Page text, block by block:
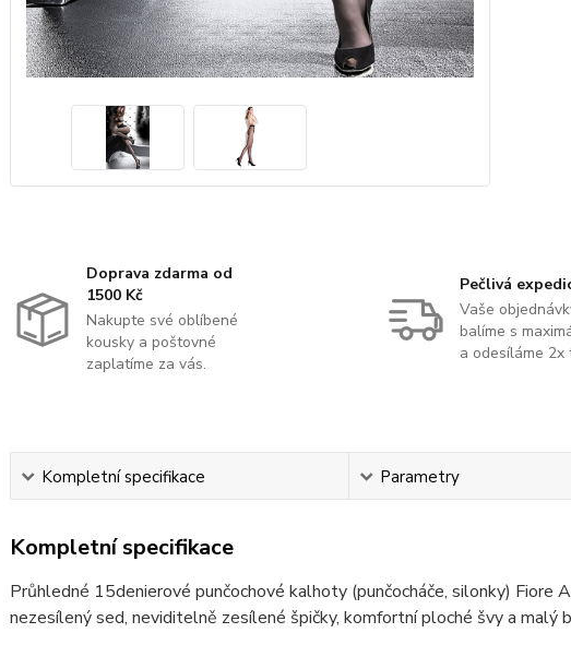
Doprava zdarma od
1500 Kč
Nakupte své oblíbené
kousky a poštovné
zaplatíme za vás.
Pečlivá
Vaše
balíme s
a odesíláme 2x
Kompletní specifikace Parametry
Kompletní specifikace
Průhledné 15denierové punčochové kalhoty (punčocháče, silonky)
nezesílený sed, neviditelně zesílené špičky, komfortní ploché švy a malý